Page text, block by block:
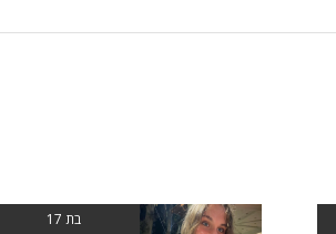
בת 17